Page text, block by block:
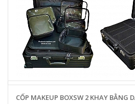
CỐP MAKEUP BOXSW 2 KHAY BẰNG